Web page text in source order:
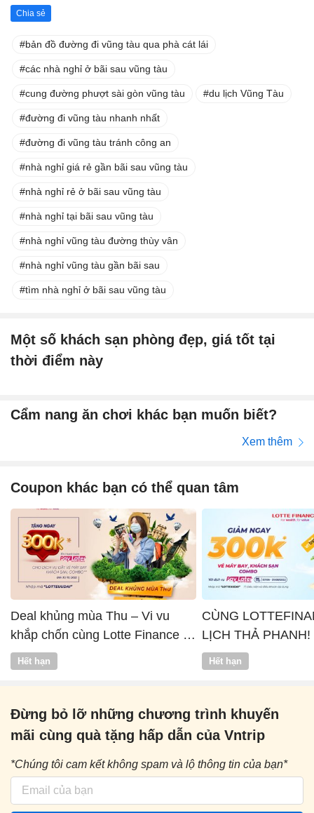
Chia sẻ
bản đồ đường đi vũng tàu qua phà cát lái
các nhà nghỉ ở bãi sau vũng tàu
cung đường phượt sài gòn vũng tàu du lịch Vũng Tàu
đường đi vũng tàu nhanh nhất
đường đi vũng tàu tránh công an
nhà nghỉ giá rẻ gần bãi sau vũng tàu
nhà nghỉ rẻ ở bãi sau vũng tàu
nhà nghỉ tại bãi sau vũng tàu
nhà nghỉ vũng tàu đường thùy vân
nhà nghỉ vũng tàu gần bãi sau
tìm nhà nghỉ ở bãi sau vũng tàu
Một số khách sạn phòng đẹp, giá tốt tại
thời điểm này
Cẩm nang ăn chơi khác bạn muốn biết?
Xem thêm
Coupon khác bạn có thể quan tâm
Deal khủng mùa Thu – Vi vu
khắp chốn cùng Lotte Finance x
Vntrip
Hết hạn
CÙNG
LỊCH THẢ PHANH!
Hết hạn
Đừng bỏ lỡ những chương trình khuyến
mãi cùng quà tặng hấp dẫn của Vntrip
*Chúng tôi cam kết không spam và lộ thông tin của bạn*